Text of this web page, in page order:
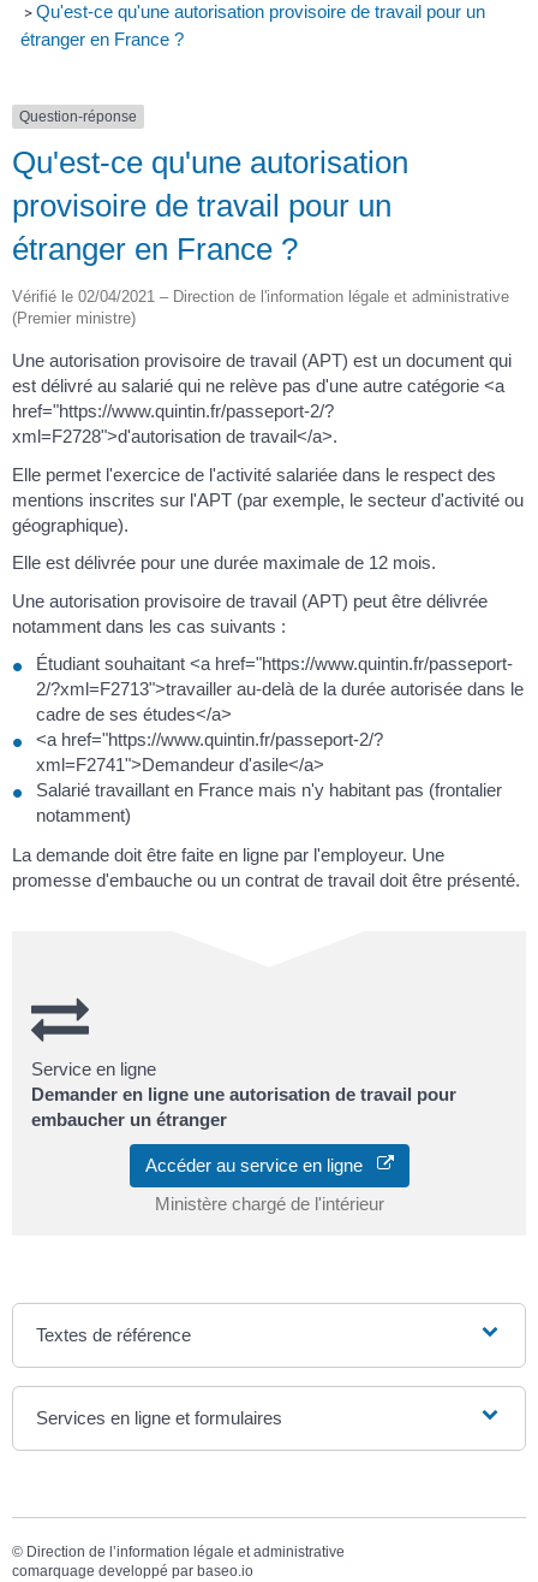
> Qu'est-ce qu'une autorisation provisoire de travail pour un
étranger en France ?
Question-réponse
Qu'est-ce qu'une autorisation
provisoire de travail pour un
étranger en France ?
Vérifié le 02/04/2021 – Direction de l'information légale et administrative
(Premier ministre)
Une autorisation provisoire de travail (APT) est un document qui
est délivré au salarié qui ne relève pas d'une autre catégorie <a
href="https://www.quintin.fr/passeport-2/?
xml=F2728">d'autorisation de travail</a>.
Elle permet l'exercice de l'activité salariée dans le respect des
mentions inscrites sur l'APT (par exemple, le secteur d'activité ou
géographique).
Elle est délivrée pour une durée maximale de 12 mois.
Une autorisation provisoire de travail (APT) peut être délivrée
notamment dans les cas suivants :
Étudiant souhaitant <a href="https://www.quintin.fr/passeport-
2/?xml=F2713">travailler au-delà de la durée autorisée dans le
cadre de ses études</a>
<a href="https://www.quintin.fr/passeport-2/?
xml=F2741">Demandeur d'asile</a>
Salarié travaillant en France mais n'y habitant pas (frontalier
notamment)
La demande doit être faite en ligne par l'employeur. Une
promesse d'embauche ou un contrat de travail doit être présenté.
Service en ligne
Demander en ligne une autorisation de travail pour
embaucher un étranger
Accéder au service en ligne
Ministère chargé de l'intérieur
Textes de référence
Services en ligne et formulaires
© Direction de l’information légale et administrative
comarquage developpé par baseo.io